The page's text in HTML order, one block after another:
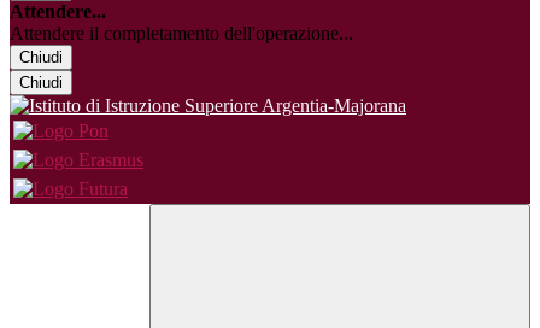
Attendere...
Attendere il completamento dell'operazione...
Chiudi
Chiudi